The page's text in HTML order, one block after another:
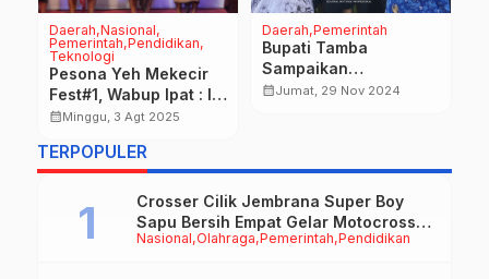
Daerah Nasional
Pemerintah Pendidikan
Teknologi
Pesona Yeh Mekecir
Fest#1, Wabup Ipat : Ini
Wujud Nyata Menjaga
calendar_monthMinggu, 3 Agt 2025
Daerah Pemerintah
Bupati Tamba
Sampaikan
Terimakasih Dalam
calendar_monthJumat, 29 Nov 2024
TERPOPULER
Nasional Olahraga Pemerintah Pendidikan
Crosser Cilik Jembrana Super Boy
Sapu Bersih Empat Gelar Motocross
50cc